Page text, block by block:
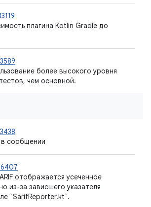
плагина Kotlin Gradle до
более высокого уровня
чем основной.
сообщении
отображается усеченное
из-за зависшего указателя
`SarifReporter.kt`.